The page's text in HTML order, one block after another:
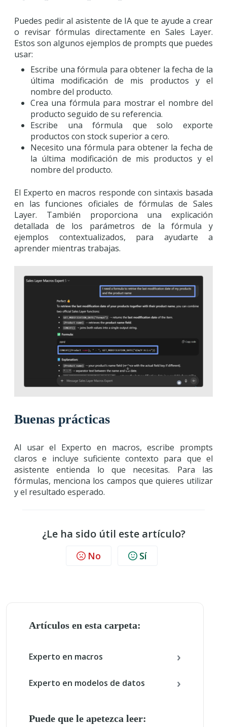
Puedes pedir al asistente de IA que te ayude a crear
o revisar fórmulas directamente en Sales Layer.
Estos son algunos ejemplos de prompts que puedes
usar:
Escribe una fórmula para obtener la fecha de la
última modificación de mis productos y el
nombre del producto.
Crea una fórmula para mostrar el nombre del
producto seguido de su referencia.
Escribe una fórmula que solo exporte
productos con stock superior a cero.
Necesito una fórmula para obtener la fecha de
la última modificación de mis productos y el
nombre del producto.
El Experto en macros responde con sintaxis basada
en las funciones oficiales de fórmulas de Sales
Layer. También proporciona una explicación
detallada de los parámetros de la fórmula y
ejemplos contextualizados, para ayudarte a
aprender mientras trabajas.
Buenas prácticas
Al usar el Experto en macros, escribe prompts
claros e incluye suficiente contexto para que el
asistente entienda lo que necesitas. Para las
fórmulas, menciona los campos que quieres utilizar
y el resultado esperado.
¿Le ha sido útil este artículo?
No Sí
Artículos en esta carpeta:
Experto en macros
Experto en modelos de datos
Puede que le apetezca leer: